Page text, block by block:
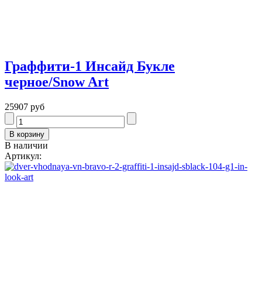
Граффити-1 Инсайд Букле
черное/Snow Art
25907 руб
В наличии
Артикул: